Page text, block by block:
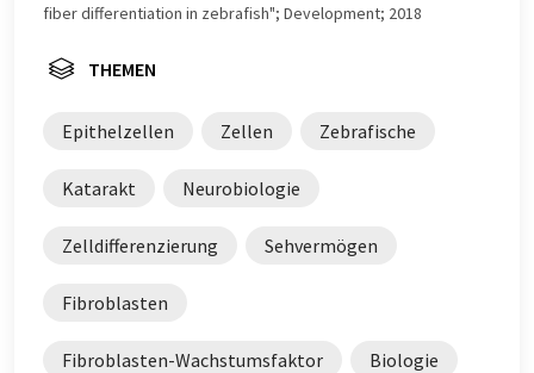
fiber differentiation in zebrafish"; Development; 2018
THEMEN
Epithelzellen Zellen Zebrafische
Katarakt Neurobiologie
Zelldifferenzierung Sehvermögen
Fibroblasten
Fibroblasten-Wachstumsfaktor Biologie